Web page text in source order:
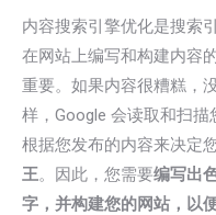
内容搜索引擎优化是搜索
在网站上编写和构建内容
重要。如果内容很糟糕，
样，Google 会读取和扫
根据您发布的内容来决定
王。因此，您需要编写出
字，并构建您的网站，以